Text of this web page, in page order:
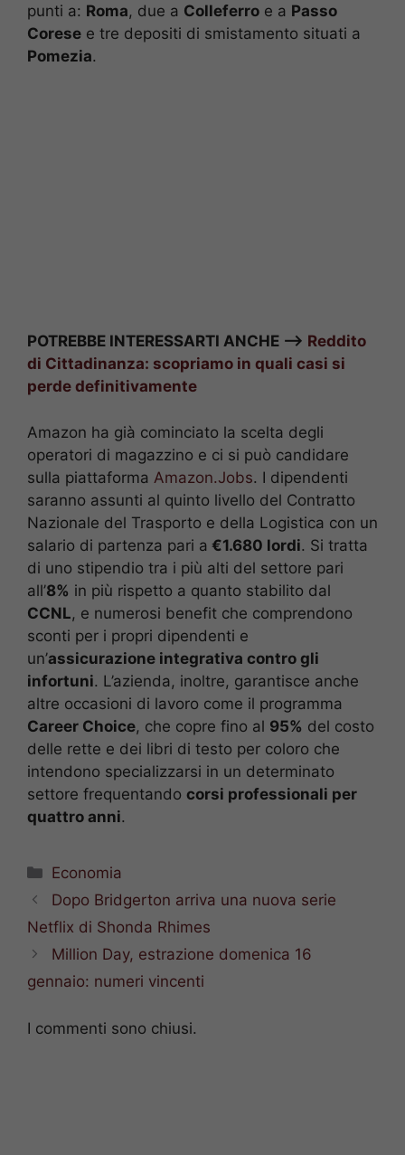
punti a: Roma, due a Colleferro e a Passo
Corese e tre depositi di smistamento situati a
Pomezia.
POTREBBE INTERESSARTI ANCHE —> Reddito
di Cittadinanza: scopriamo in quali casi si
perde definitivamente
Amazon ha già cominciato la scelta degli
operatori di magazzino e ci si può candidare
sulla piattaforma Amazon.Jobs. I dipendenti
saranno assunti al quinto livello del Contratto
Nazionale del Trasporto e della Logistica con un
salario di partenza pari a €1.680 lordi. Si tratta
di uno stipendio tra i più alti del settore pari
all’8% in più rispetto a quanto stabilito dal
CCNL, e numerosi benefit che comprendono
sconti per i propri dipendenti e
un’assicurazione integrativa contro gli
infortuni. L’azienda, inoltre, garantisce anche
altre occasioni di lavoro come il programma
Career Choice, che copre fino al 95% del costo
delle rette e dei libri di testo per coloro che
intendono specializzarsi in un determinato
settore frequentando corsi professionali per
quattro anni.
Categorie
Economia
Dopo Bridgerton arriva una nuova serie
Netflix di Shonda Rhimes
Million Day, estrazione domenica 16
gennaio: numeri vincenti
I commenti sono chiusi.